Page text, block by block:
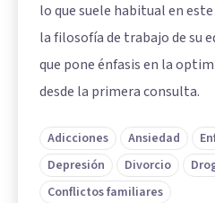
lo que suele habitual en
la filosofía de trabajo de su
que pone énfasis en la
desde la primera consulta.
Adicciones Ansiedad
Depresión
Divorcio
Conflictos familiares